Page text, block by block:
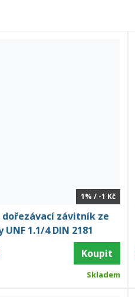
1% / -1 Kč
dořezávací závitník ze
UNF 1.1/4 DIN 2181
Koupit
Skladem